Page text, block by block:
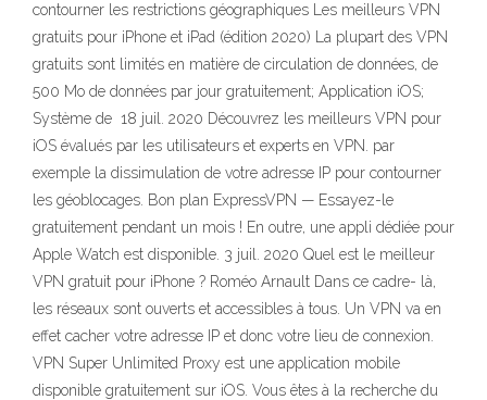
contourner les restrictions géographiques Les meilleurs VPN
gratuits pour iPhone et iPad (édition 2020) La plupart des VPN
gratuits sont limités en matière de circulation de données, de
500 Mo de données par jour gratuitement; Application iOS;
Système de 18 juil. 2020 Découvrez les meilleurs VPN pour
iOS évalués par les utilisateurs et experts en VPN. par
exemple la dissimulation de votre adresse IP pour contourner
les géoblocages. Bon plan ExpressVPN — Essayez-le
gratuitement pendant un mois ! En outre, une appli dédiée pour
Apple Watch est disponible. 3 juil. 2020 Quel est le meilleur
VPN gratuit pour iPhone ? Roméo Arnault Dans ce cadre- là,
les réseaux sont ouverts et accessibles à tous. Un VPN va en
effet cacher votre adresse IP et donc votre lieu de connexion.
VPN Super Unlimited Proxy est une application mobile
disponible gratuitement sur iOS. Vous êtes à la recherche du